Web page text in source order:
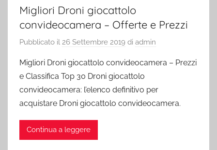
Migliori Droni giocattolo
convideocamera – Offerte e Prezzi
Pubblicato il 26 Settembre 2019 di admin
Migliori Droni giocattolo convideocamera – Prezzi
e Classifica Top 30 Droni giocattolo
convideocamera: l’elenco definitivo per
acquistare Droni giocattolo convideocamera.
Continua a leggere